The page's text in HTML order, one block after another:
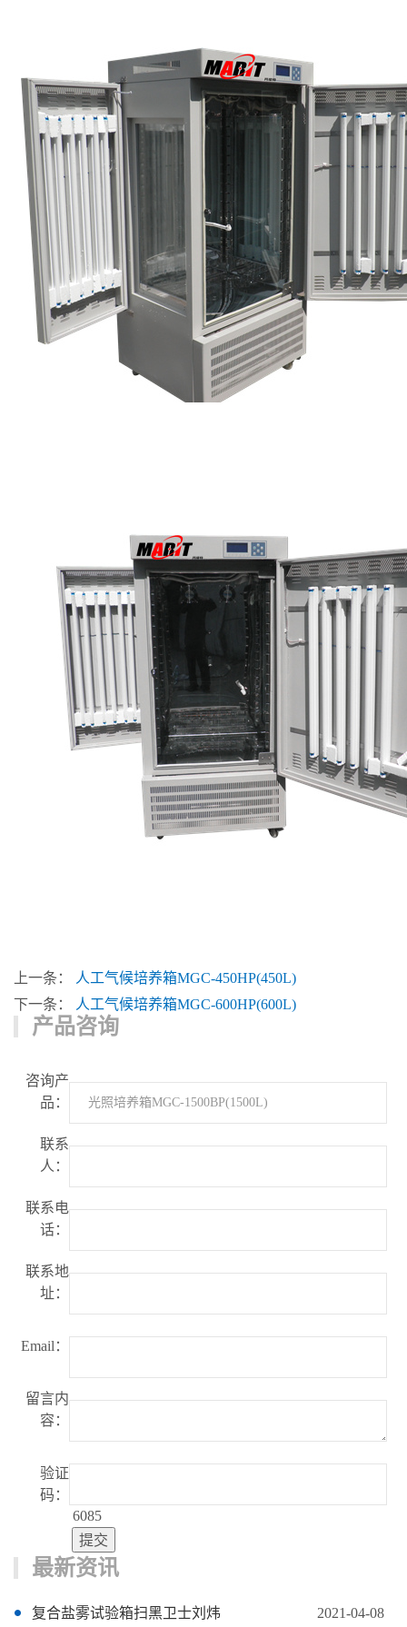
上一条：
人工气候培养箱MGC-450HP(450L)
下一条：
人工气候培养箱MGC-600HP(600L)
产品咨询
咨询产
品：
联系
人：
联系电
话：
联系地
址：
Email：
留言内
容：
验证
码：
6085
最新资讯
复合盐雾试验箱扫黑卫士刘炜 2021-04-08